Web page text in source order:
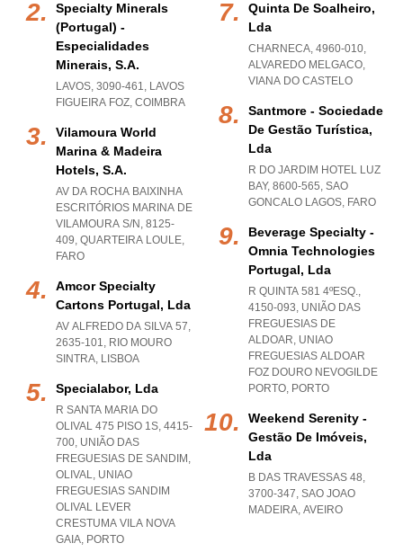
Specialty Minerals
(portugal) -
Especialidades
Minerais, S.a.
LAVOS, 3090-461, LAVOS
FIGUEIRA FOZ, COIMBRA
Vilamoura World
Marina & Madeira
Hotels, S.a.
AV DA ROCHA BAIXINHA
ESCRITÓRIOS MARINA DE
VILAMOURA S/N, 8125-
409, QUARTEIRA LOULE,
FARO
Amcor Specialty
Cartons Portugal, Lda
AV ALFREDO DA SILVA 57,
2635-101, RIO MOURO
SINTRA, LISBOA
Specialabor, Lda
R SANTA MARIA DO
OLIVAL 475 PISO 1S, 4415-
700, UNIÃO DAS
FREGUESIAS DE SANDIM,
OLIVAL, UNIAO
FREGUESIAS SANDIM
OLIVAL LEVER
CRESTUMA VILA NOVA
GAIA, PORTO
Quinta De Soalheiro,
Lda
CHARNECA, 4960-010,
ALVAREDO MELGACO,
VIANA DO CASTELO
Santmore - Sociedade
De Gestão Turística,
Lda
R DO JARDIM HOTEL LUZ
BAY, 8600-565, SAO
GONCALO LAGOS, FARO
Beverage Specialty -
Omnia Technologies
Portugal, Lda
R QUINTA 581 4ºESQ.,
4150-093, UNIÃO DAS
FREGUESIAS DE
ALDOAR, UNIAO
FREGUESIAS ALDOAR
FOZ DOURO NEVOGILDE
PORTO, PORTO
Weekend Serenity -
Gestão De Imóveis,
Lda
B DAS TRAVESSAS 48,
3700-347, SAO JOAO
MADEIRA, AVEIRO